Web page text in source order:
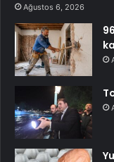
Ağustos 6, 2026